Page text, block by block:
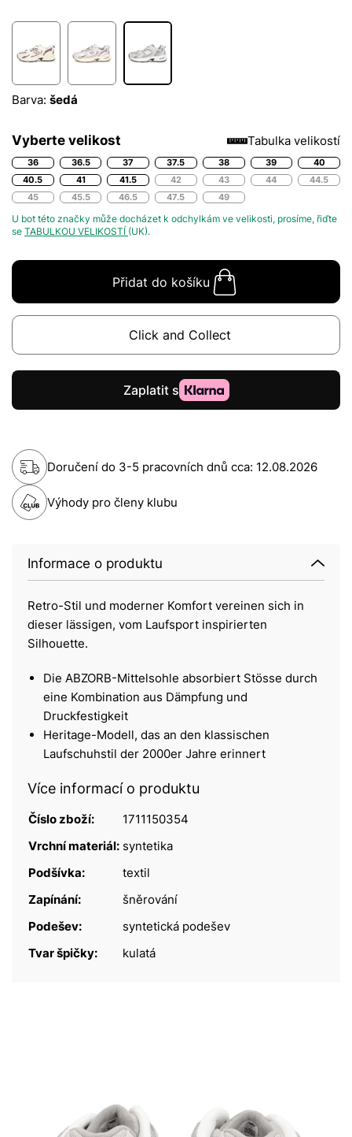
Barva: šedá
Vyberte velikost Tabulka velikostí
36 36.5 37 37.5 38 39
40
40.5
41 41.5 42 43 44
44.5
45
45.5 46.5 47.5 49
U bot této značky může docházet k odchylkám ve velikosti, prosíme, řiďte
se TABULKOU VELIKOSTÍ (UK).
Přidat do košíku
Click and Collect
Doručení do 3-5 pracovních dnů cca: 12.08.2026
Výhody pro členy klubu
Informace o produktu
Retro-Stil und moderner Komfort vereinen sich in
dieser lässigen, vom Laufsport inspirierten
Silhouette.
Die ABZORB-Mittelsohle absorbiert Stösse durch
eine Kombination aus Dämpfung und
Druckfestigkeit
Heritage-Modell, das an den klassischen
Laufschuhstil der 2000er Jahre erinnert
Více informací o produktu
Číslo zboží:
1711150354
Vrchní materiál: syntetika
Podšívka:
textil
Zapínání:
šněrování
Podešev:
syntetická podešev
Tvar špičky:
kulatá